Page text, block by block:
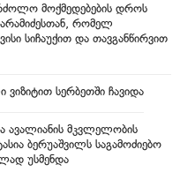
მოქმედებების დროს
რომელ
სიჩაუქით და თავგანწირვით
სერბეთში ჩავიდა
ავალიანის მკვლელობის
ბერუაშვილს საგამოძიებო
უსმენდა